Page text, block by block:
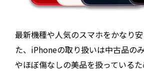
最新機種や人気のスマホをかなり
た、iPhoneの取り扱いは中古品の
やほぼ傷なしの美品を扱っている